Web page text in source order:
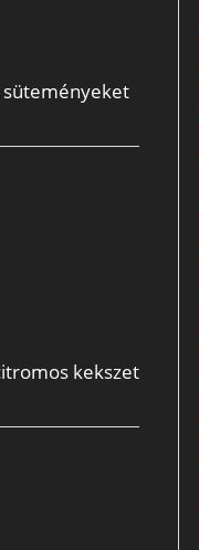
süteményeket
kekszet